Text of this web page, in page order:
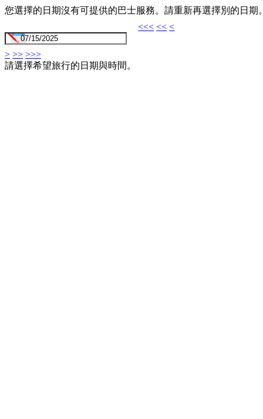
您選擇的日期沒有可提供的巴士服務。請重新再選擇別的日期
<<< << <
> >> >>>
請選擇希望旅行的日期與時間。